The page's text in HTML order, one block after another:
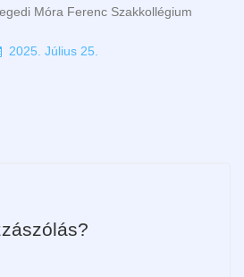
Móra Ferenc Szakkollégium
2025. Július 25.